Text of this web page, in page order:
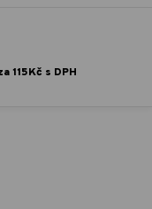
115Kč s DPH